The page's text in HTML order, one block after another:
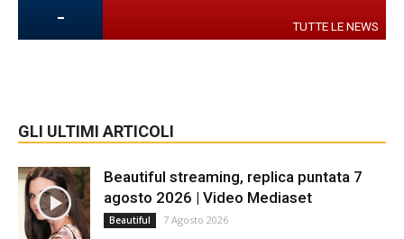
- TUTTE LE NEWS
GLI ULTIMI ARTICOLI
Beautiful streaming, replica puntata 7
agosto 2026 | Video Mediaset
Beautiful 7 Agosto 2026